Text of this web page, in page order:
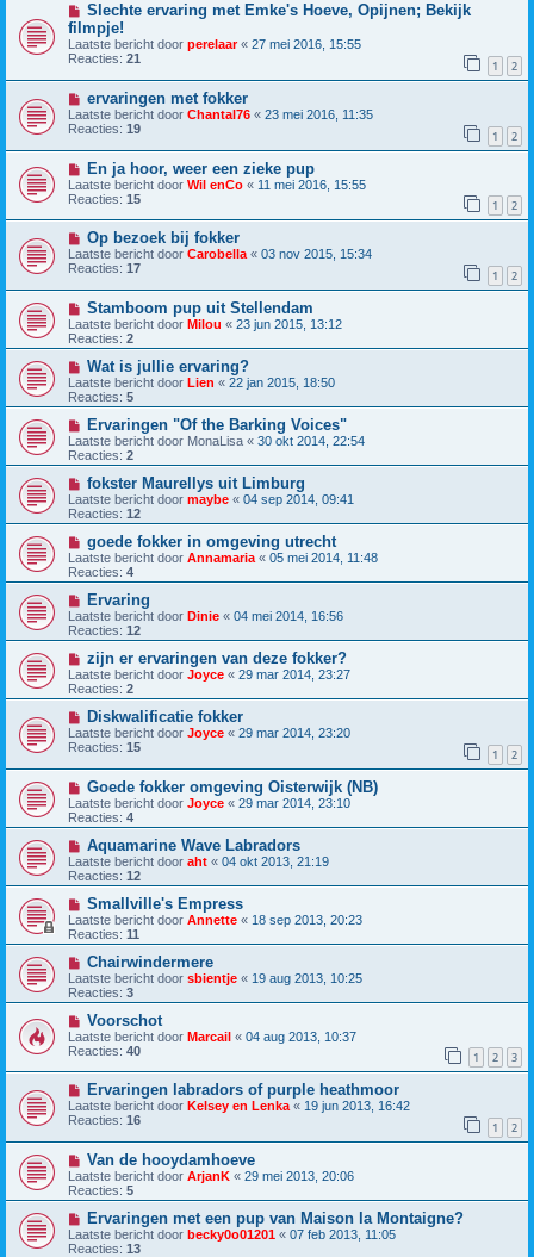
Slechte ervaring met Emke's Hoeve, Opijnen; Bekijk
filmpje!
Laatste bericht door perelaar« 27 mei 2016, 15:55
Reacties: 21 1 2
ervaringen met fokker
Laatste bericht door Chantal76 « 23 mei 2016, 11:35
Reacties: 19 1 2
En ja hoor, weer een zieke pup
Laatste bericht door Wil enCo « 11 mei 2016, 15:55
Reacties: 15 1 2
Op bezoek bij fokker
Laatste bericht door Carobella « 03 nov 2015, 15:34
Reacties: 17 1 2
Stamboom pup uit Stellendam
Laatste bericht door Milou « 23 jun 2015, 13:12
Reacties: 2
Wat is jullie ervaring?
Laatste bericht door Lien « 22 jan 2015, 18:50
Reacties: 5
Ervaringen "Of the Barking Voices"
Laatste bericht door MonaLisa « 30 okt 2014, 22:54
Reacties: 2
fokster Maurellys uit Limburg
Laatste bericht door maybe « 04 sep 2014, 09:41
Reacties: 12
goede fokker in omgeving utrecht
Laatste bericht door Annamaria « 05 mei 2014, 11:48
Reacties: 4
Ervaring
Laatste bericht door Dinie « 04 mei 2014, 16:56
Reacties: 12
zijn er ervaringen van deze fokker?
Laatste bericht door Joyce « 29 mar 2014, 23:27
Reacties: 2
Diskwalificatie fokker
Laatste bericht door Joyce « 29 mar 2014, 23:20
Reacties: 15 1 2
Goede fokker omgeving Oisterwijk (NB)
Laatste bericht door Joyce « 29 mar 2014, 23:10
Reacties: 4
Aquamarine Wave Labradors
Laatste bericht door aht « 04 okt 2013, 21:19
Reacties: 12
Smallville's Empress
Laatste bericht door Annette « 18 sep 2013, 20:23
Reacties: 11
Chairwindermere
Laatste bericht door sbientje « 19 aug 2013, 10:25
Reacties: 3
Voorschot
Laatste bericht door Marcail « 04 aug 2013, 10:37
Reacties: 40 1 2 3
Ervaringen labradors of purple heathmoor
Laatste bericht door Kelsey en Lenka « 19 jun 2013, 16:42
Reacties: 16 1 2
Van de hooydamhoeve
Laatste bericht door ArjanK « 29 mei 2013, 20:06
Reacties: 5
Ervaringen met een pup van Maison la Montaigne?
Laatste bericht door becky0o01201 « 07 feb 2013, 11:05
Reacties: 13